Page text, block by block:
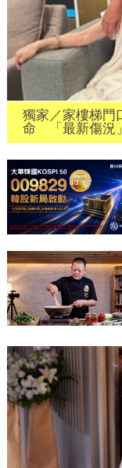
獨家／家樓梯門
命 「最新傷況